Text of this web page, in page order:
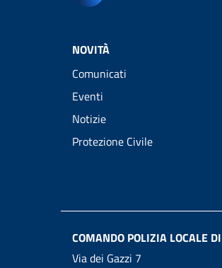
NOVITÀ
Comunicati
Eventi
Notizie
Protezione Civile
COMANDO POLIZIA LOCALE
Via dei Gazzi 7